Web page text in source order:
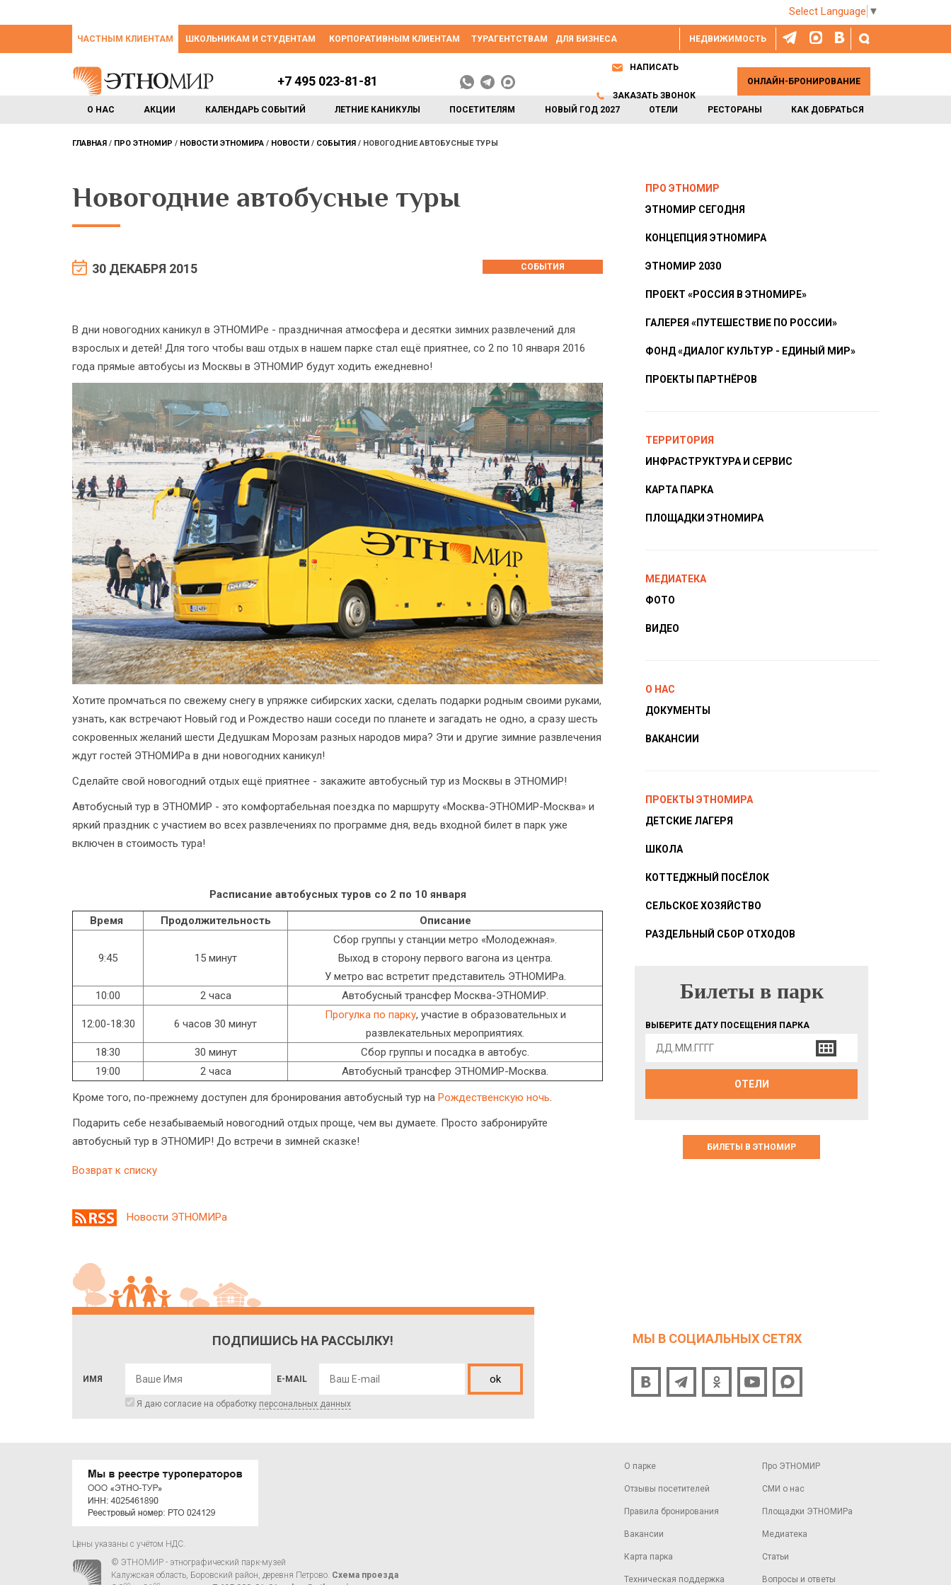
Select Language ▼
НЕДВИЖИМОСТЬ
ЧАСТНЫМ КЛИЕНТАМ ШКОЛЬНИКАМ И СТУДЕНТАМ КОРПОРАТИВНЫМ КЛИЕНТАМ ТУРАГЕНТСТВАМ ДЛЯ БИЗНЕСА
О НАС АКЦИИ КАЛЕНДАРЬ СОБЫТИЙ ЛЕТНИЕ КАНИКУЛЫ ПОСЕТИТЕЛЯМ НОВЫЙ ГОД 2027 ОТЕЛИ РЕСТОРАНЫ КАК ДОБРАТЬСЯ
+7 495 023-81-81
НАПИСАТЬ
ЗАКАЗАТЬ ЗВОНОК
ОНЛАЙН-БРОНИРОВАНИЕ
ГЛАВНАЯ ПРО ЭТНОМИР НОВОСТИ ЭТНОМИРА НОВОСТИ СОБЫТИЯ НОВОГОДНИЕ АВТОБУСНЫЕ ТУРЫ
Новогодние автобусные туры
30 ДЕКАБРЯ 2015 СОБЫТИЯ
В дни новогодних каникул в ЭТНОМИРе - праздничная атмосфера и десятки зимних развлечений для
взрослых и детей! Для того чтобы ваш отдых в нашем парке стал ещё приятнее, со 2 по 10 января 2016
года прямые автобусы из Москвы в ЭТНОМИР будут ходить ежедневно!
Хотите промчаться по свежему снегу в упряжке сибирских хаски, сделать подарки родным своими руками,
узнать, как встречают Новый год и Рождество наши соседи по планете и загадать не одно, а сразу шесть
сокровенных желаний шести Дедушкам Морозам разных народов мира? Эти и другие зимние развлечения
ждут гостей ЭТНОМИРа в дни новогодних каникул!
Сделайте свой новогодний отдых ещё приятнее - закажите автобусный тур из Москвы в ЭТНОМИР!
Автобусный тур в ЭТНОМИР - это комфортабельная поездка по маршруту «Москва-ЭТНОМИР-Москва» и
яркий праздник с участием во всех развлечениях по программе дня, ведь входной билет в парк уже
включен в стоимость тура!
Расписание автобусных туров со 2 по 10 января
Время Продолжительность Описание
9:45 15 минут
Сбор группы у станции метро «Молодежная».
Выход в сторону первого вагона из центра.
У метро вас встретит представитель ЭТНОМИРа.
10:00
2 часа Автобусный трансфер Москва-ЭТНОМИР.
12:00-18:30 6 часов 30 минут
Прогулка по парку, участие в образовательных и
развлекательных мероприятиях.
18:30
30 минут
Сбор группы и посадка в автобус.
19:00
2 часа Автобусный трансфер ЭТНОМИР-Москва.
Кроме того, по-прежнему доступен для бронирования автобусный тур на Рождественскую ночь.
Подарить себе незабываемый новогодний отдых проще, чем вы думаете. Просто забронируйте
автобусный тур в ЭТНОМИР! До встречи в зимней сказке!
Возврат к списку
ПРО ЭТНОМИР
ЭТНОМИР СЕГОДНЯ
КОНЦЕПЦИЯ ЭТНОМИРА
ЭТНОМИР 2030
ПРОЕКТ «РОССИЯ В ЭТНОМИРЕ»
ГАЛЕРЕЯ «ПУТЕШЕСТВИЕ ПО РОССИИ»
ФОНД «ДИАЛОГ КУЛЬТУР - ЕДИНЫЙ МИР»
ПРОЕКТЫ ПАРТНЁРОВ
ТЕРРИТОРИЯ
ИНФРАСТРУКТУРА И СЕРВИС
КАРТА ПАРКА
ПЛОЩАДКИ ЭТНОМИРА
МЕДИАТЕКА
ФОТО
ВИДЕО
О НАС
ДОКУМЕНТЫ
ВАКАНСИИ
ПРОЕКТЫ ЭТНОМИРА
ДЕТСКИЕ ЛАГЕРЯ
ШКОЛА
КОТТЕДЖНЫЙ ПОСЁЛОК
СЕЛЬСКОЕ ХОЗЯЙСТВО
РАЗДЕЛЬНЫЙ СБОР ОТХОДОВ
БИЛЕТЫ В ПАРК
Билеты в парк
ВЫБЕРИТЕ ДАТУ ПОСЕЩЕНИЯ ПАРКА
ОТЕЛИ
БИЛЕТЫ В ЭТНОМИР
Новости ЭТНОМИРа
ПОДПИШИСЬ НА РАССЫЛКУ!
ИМЯ E-MAIL ok
Я даю согласие на обработку персональных данных
МЫ В СОЦИАЛЬНЫХ СЕТЯХ
О парке
Отзывы посетителей
Правила бронирования
Вакансии
Карта парка
Техническая поддержка
Про ЭТНОМИР
СМИ о нас
Площадки ЭТНОМИРа
Медиатека
Статьи
Вопросы и ответы
Цены указаны с учётом НДС.
© ЭТНОМИР - этнографический парк-музей
Калужская область, Боровский район, деревня Петрово. Схема проезда